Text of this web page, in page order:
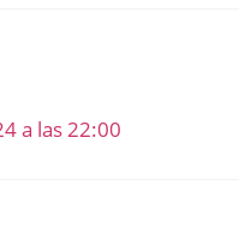
a las 22:00